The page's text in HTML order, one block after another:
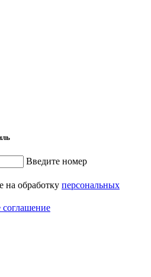
Введите номер
на обработку персональных
соглашение